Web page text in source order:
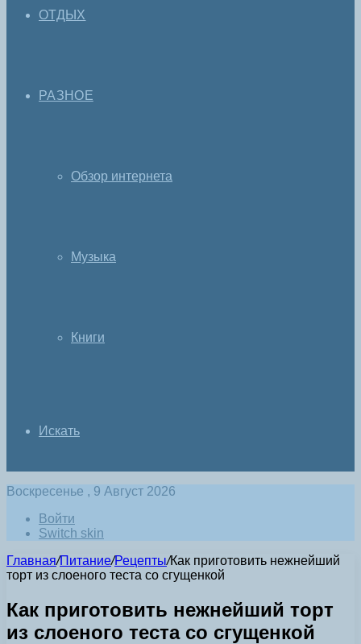
ОТДЫХ
РАЗНОЕ
Обзор интернета
Музыка
Книги
Искать
Воскресенье , 9 Август 2026
Войти
Switch skin
Главная/Питание/Рецепты/Как приготовить нежнейший
торт из слоеного теста со сгущенкой
Как приготовить нежнейший торт
из слоеного теста со сгущенкой